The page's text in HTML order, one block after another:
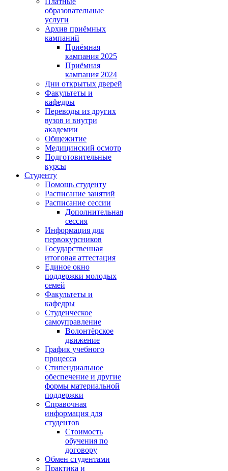
образовательные
услуги
Архив приёмных
кампаний
Приёмная
кампания 2025
Приёмная
кампания 2024
Дни открытых дверей
Факультеты и
кафедры
Переводы из других
вузов и внутри
академии
Общежитие
Медицинский осмотр
Подготовительные
курсы
Студенту
Помощь студенту
Расписание занятий
Расписание сессии
Дополнительная
сессия
Информация для
первокурсников
Государственная
итоговая аттестация
Единое окно
поддержки молодых
семей
Факультеты и
кафедры
Студенческое
самоуправление
Волонтёрское
движение
График учебного
процесса
Стипендиальное
обеспечение и другие
формы материальной
поддержки
Справочная
информация для
студентов
Cтоимость
обучения по
договору
Обмен студентами
Практика и